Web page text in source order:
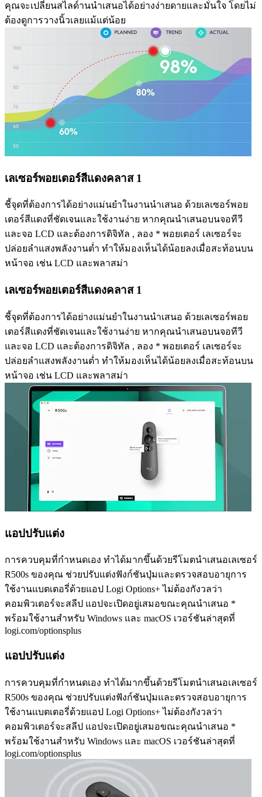
คุณจะเปลี่ยนสไลด์านนำเสนอได้อย่างง่ายดายและมั่นใจ โดยไม่
ต้องดูการวางนิ้วเลยแม้แต่น้อย
เลเซอร์พอยเตอร์สีแดงคลาส 1
ชี้จุดที่ต้องการได้อย่างแม่นยำในงานนำเสนอ ด้วยเลเซอร์พอย
เตอร์สีแดงที่ชัดเจนและใช้งานง่าย หากคุณนำเสนอบนจอทีวี
และจอ LCD และต้องการดิจิทัล , ลอง * พอยเตอร์ เลเซอร์จะ
ปล่อยลำแสงพลังงานต่ำ ทำให้มองเห็นได้น้อยลงเมื่อสะท้อนบน
หน้าจอ เช่น LCD และพลาสม่า
เลเซอร์พอยเตอร์สีแดงคลาส 1
ชี้จุดที่ต้องการได้อย่างแม่นยำในงานนำเสนอ ด้วยเลเซอร์พอย
เตอร์สีแดงที่ชัดเจนและใช้งานง่าย หากคุณนำเสนอบนจอทีวี
และจอ LCD และต้องการดิจิทัล , ลอง * พอยเตอร์ เลเซอร์จะ
ปล่อยลำแสงพลังงานต่ำ ทำให้มองเห็นได้น้อยลงเมื่อสะท้อนบน
หน้าจอ เช่น LCD และพลาสม่า
แอปปรับแต่ง
การควบคุมที่กำหนดเอง ทำได้มากขึ้นด้วยรีโมตนำเสนอเลเซอร์
R500s ของคุณ ช่วยปรับแต่งฟังก์ชันปุ่มและตรวจสอบอายุการ
ใช้งานแบตเตอรี่ด้วยแอป Logi Options+ ไม่ต้องกังวลว่า
คอมพิวเตอร์จะสลีป แอปจะเปิดอยู่เสมอขณะคุณนำเสนอ *
พร้อมใช้งานสำหรับ Windows และ macOS เวอร์ชันล่าสุดที่
logi.com/optionsplus
แอปปรับแต่ง
การควบคุมที่กำหนดเอง ทำได้มากขึ้นด้วยรีโมตนำเสนอเลเซอร์
R500s ของคุณ ช่วยปรับแต่งฟังก์ชันปุ่มและตรวจสอบอายุการ
ใช้งานแบตเตอรี่ด้วยแอป Logi Options+ ไม่ต้องกังวลว่า
คอมพิวเตอร์จะสลีป แอปจะเปิดอยู่เสมอขณะคุณนำเสนอ *
พร้อมใช้งานสำหรับ Windows และ macOS เวอร์ชันล่าสุดที่
logi.com/optionsplus